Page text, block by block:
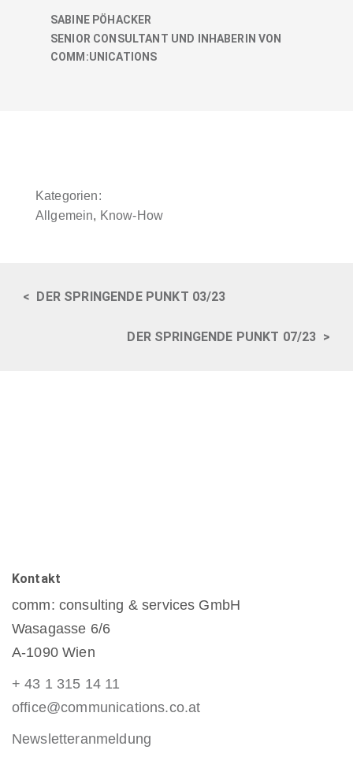
SABINE PÖHACKER
SENIOR CONSULTANT UND INHABERIN VON
COMM:UNICATIONS
Kategorien:
Allgemein, Know-How
< DER SPRINGENDE PUNKT 03/23
DER SPRINGENDE PUNKT 07/23 >
Kontakt
comm: consulting & services GmbH
Wasagasse 6/6
A-1090 Wien
+ 43 1 315 14 11
office@communications.co.at
Newsletteranmeldung